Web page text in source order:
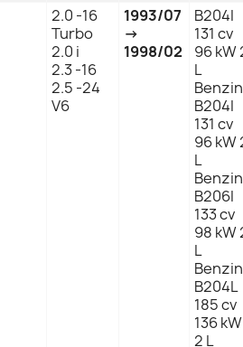
2.0 -16
Turbo
2.0 i
2.3 -16
2.5 -24
V6
1993/07
→
1998/02
B204I
131 cv
96 kW
L
B204I
131 cv
96 kW
L
B206I
133 cv
98 kW
L
B204L
185 cv
136 kW
2 L